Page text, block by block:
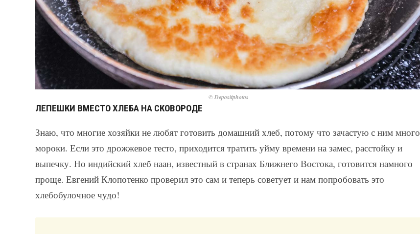
© Depositphotos
ЛЕПЕШКИ ВМЕСТО ХЛЕБА НА СКОВОРОДЕ
Знаю, что многие хозяйки не любят готовить домашний хлеб, потому что зачастую с ним много
мороки. Если это дрожжевое тесто, приходится тратить уйму времени на замес, расстойку и
выпечку. Но индийский хлеб наан, известный в странах Ближнего Востока, готовится намного
проще. Евгений Клопотенко проверил это сам и теперь советует и нам попробовать это
хлебобулочное чудо!